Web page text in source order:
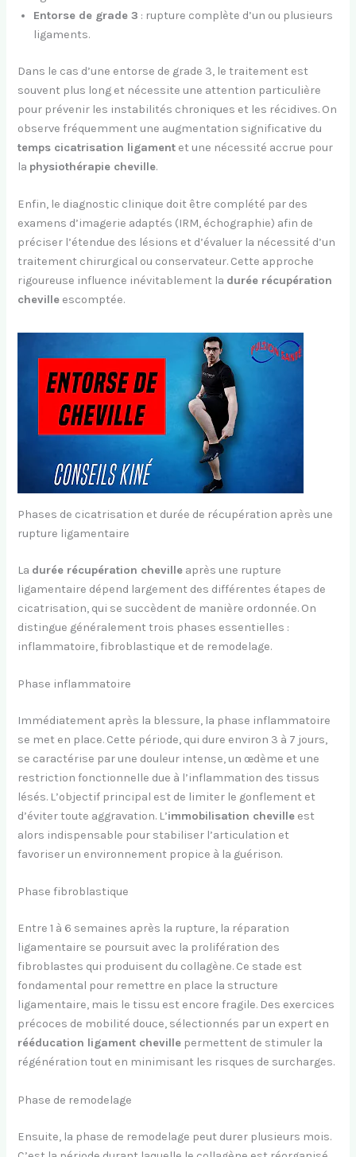
Entorse de grade 3 : rupture complète d’un ou plusieurs
ligaments.
Dans le cas d’une entorse de grade 3, le traitement est
souvent plus long et nécessite une attention particulière
pour prévenir les instabilités chroniques et les récidives. On
observe fréquemment une augmentation significative du
temps cicatrisation ligament et une nécessité accrue pour
la physiothérapie cheville.
Enfin, le diagnostic clinique doit être complété par des
examens d’imagerie adaptés (IRM, échographie) afin de
préciser l’étendue des lésions et d’évaluer la nécessité d’un
traitement chirurgical ou conservateur. Cette approche
rigoureuse influence inévitablement la durée récupération
cheville escomptée.
Phases de cicatrisation et durée de récupération après une
rupture ligamentaire
La durée récupération cheville après une rupture
ligamentaire dépend largement des différentes étapes de
cicatrisation, qui se succèdent de manière ordonnée. On
distingue généralement trois phases essentielles :
inflammatoire, fibroblastique et de remodelage.
Phase inflammatoire
Immédiatement après la blessure, la phase inflammatoire
se met en place. Cette période, qui dure environ 3 à 7 jours,
se caractérise par une douleur intense, un œdème et une
restriction fonctionnelle due à l’inflammation des tissus
lésés. L’objectif principal est de limiter le gonflement et
d’éviter toute aggravation. L’immobilisation cheville est
alors indispensable pour stabiliser l’articulation et
favoriser un environnement propice à la guérison.
Phase fibroblastique
Entre 1 à 6 semaines après la rupture, la réparation
ligamentaire se poursuit avec la prolifération des
fibroblastes qui produisent du collagène. Ce stade est
fondamental pour remettre en place la structure
ligamentaire, mais le tissu est encore fragile. Des exercices
précoces de mobilité douce, sélectionnés par un expert en
rééducation ligament cheville permettent de stimuler la
régénération tout en minimisant les risques de surcharges.
Phase de remodelage
Ensuite, la phase de remodelage peut durer plusieurs mois.